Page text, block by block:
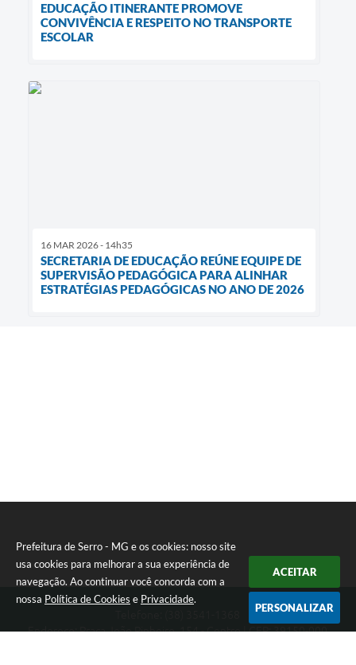
Prefeitura de Serro - MG e os cookies: nosso site
usa cookies para melhorar a sua experiência de
navegação. Ao continuar você concorda com a
nossa Política de Cookies e Privacidade.
ACEITAR
PERSONALIZAR
EDUCAÇÃO ITINERANTE PROMOVE
CONVIVÊNCIA E RESPEITO NO TRANSPORTE
ESCOLAR
16 MAR 2026 - 14h35
SECRETARIA DE EDUCAÇÃO REÚNE EQUIPE DE
SUPERVISÃO PEDAGÓGICA PARA ALINHAR
ESTRATÉGIAS PEDAGÓGICAS NO ANO DE 2026
Endereço: Praça João Pinheiro, 154 - Centro | CEP: 39150-000